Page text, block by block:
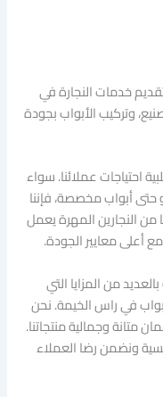
خدمات النجارة في
وتركيب الأبواب بجودة
احتياجات عملائنا. سواء
حتى أبواب مخصصة، فإننا
من النجارين المهرة يعمل
أعلى معايير الجودة.
من المزايا التي
أبواب في راس الخيمة. نحن
متانة وجمالية منتجاتنا.
ونضمن رضا العملاء